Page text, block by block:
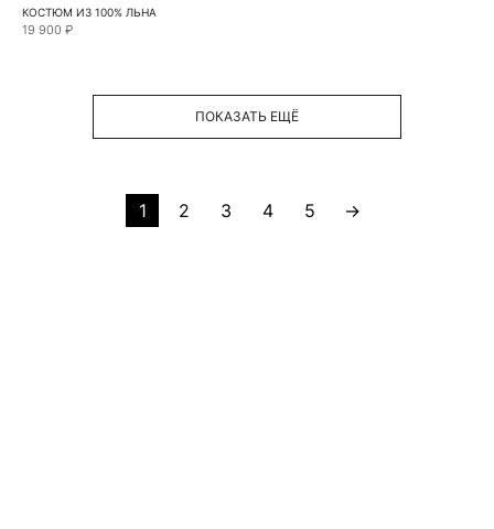
КОСТЮМ ИЗ 100% ЛЬНА
19 900 ₽
ПОКАЗАТЬ ЕЩЁ
1 2 3 4 5 →